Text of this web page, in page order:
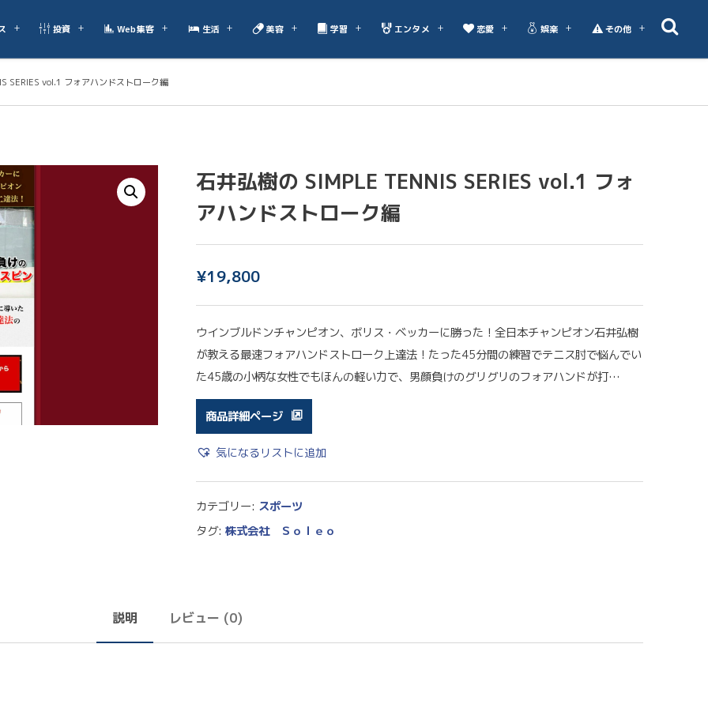
投資 Web集客 生活 美容 学習 エンタメ 恋愛 娯楽 その他
SERIES vol.1 フォアハンドストローク編
石井弘樹の SIMPLE TENNIS SERIES vol.1 フォ
アハンドストローク編
¥19,800
ウインブルドンチャンピオン、ボリス・ベッカーに勝った！全日本チャンピオン石井弘樹
が教える最速フォアハンドストローク上達法！たった45分間の練習でテニス肘で悩んでい
た45歳の小柄な女性でもほんの軽い力で、男顔負けのグリグリのフォアハンドが打…
商品詳細ページ
気になるリストに追加
カテゴリー: スポーツ
タグ: 株式会社 Ｓｏｌｅｏ
説明 レビュー (0)